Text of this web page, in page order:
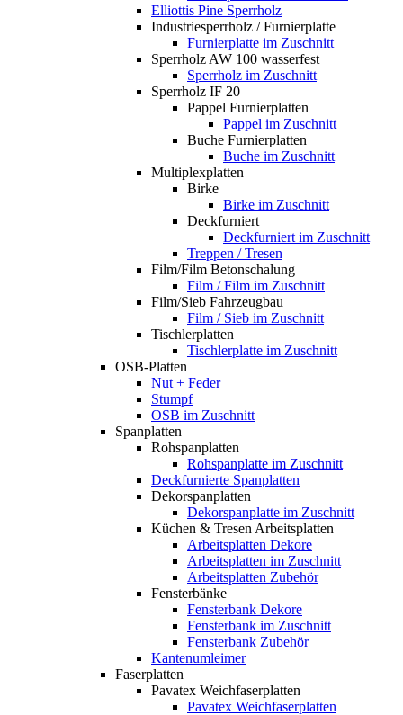
Elliottis Pine Sperrholz
Industriesperrholz / Furnierplatte
Furnierplatte im Zuschnitt
Sperrholz AW 100 wasserfest
Sperrholz im Zuschnitt
Sperrholz IF 20
Pappel Furnierplatten
Pappel im Zuschnitt
Buche Furnierplatten
Buche im Zuschnitt
Multiplexplatten
Birke
Birke im Zuschnitt
Deckfurniert
Deckfurniert im Zuschnitt
Treppen / Tresen
Film/Film Betonschalung
Film / Film im Zuschnitt
Film/Sieb Fahrzeugbau
Film / Sieb im Zuschnitt
Tischlerplatten
Tischlerplatte im Zuschnitt
OSB-Platten
Nut + Feder
Stumpf
OSB im Zuschnitt
Spanplatten
Rohspanplatten
Rohspanplatte im Zuschnitt
Deckfurnierte Spanplatten
Dekorspanplatten
Dekorspanplatte im Zuschnitt
Küchen & Tresen Arbeitsplatten
Arbeitsplatten Dekore
Arbeitsplatten im Zuschnitt
Arbeitsplatten Zubehör
Fensterbänke
Fensterbank Dekore
Fensterbank im Zuschnitt
Fensterbank Zubehör
Kantenumleimer
Faserplatten
Pavatex Weichfaserplatten
Pavatex Weichfaserplatten